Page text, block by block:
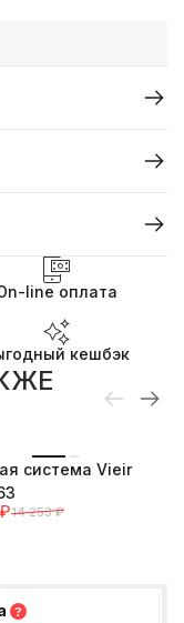
line оплата
кешбэк
система Vieir
₽14 253 ₽
?